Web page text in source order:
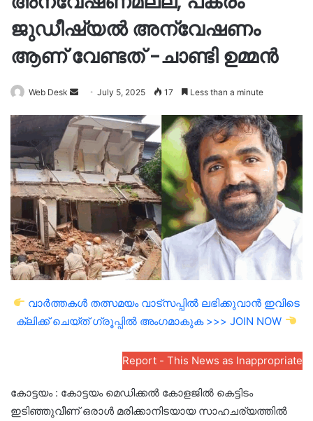
ജുഡീഷ്യൽ അന്വേഷണം
ആണ് വേണ്ടത് -ചാണ്ടി ഉമ്മൻ
Web Desk
Send
email
July 5, 2025 17 Less than a minute
വാർത്തകൾ തത്സമയം വാട്സപ്പിൽ ലഭിക്കുവാൻ ഇവിടെ
ക്ലിക്ക് ചെയ്ത് ഗ്രൂപ്പിൽ അംഗമാകുക >>> JOIN NOW
Report - This News as Inappropriate
കോട്ടയം : കോട്ടയം മെഡിക്കൽ കോളജിൽ കെട്ടിടം
ഇടിഞ്ഞുവീണ് ഒരാൾ മരിക്കാനിടയായ സാഹചര്യത്തിൽ